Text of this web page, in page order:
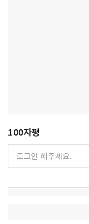
100자평